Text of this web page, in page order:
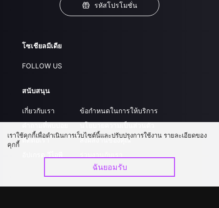
รหัสโปรโมชั่น
โซเชียลมีเดีย
FOLLOW US
สนับสนุน
เกี่ยวกับเรา
ติดต่อเรา
ข้อกำหนดในการให้บริการ
ส่งผลงานของคุณ
เราใช้คุกกี้เพื่อดำเนินการเว็บไซต์นี้และปรับปรุงการใช้งาน รายละเอียดของ
คุกกี้
ฉันยอมรับ